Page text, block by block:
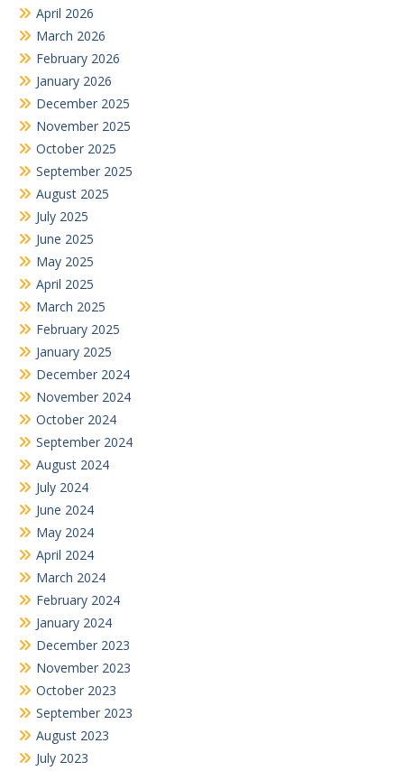
April 2026
March 2026
February 2026
January 2026
December 2025
November 2025
October 2025
September 2025
August 2025
July 2025
June 2025
May 2025
April 2025
March 2025
February 2025
January 2025
December 2024
November 2024
October 2024
September 2024
August 2024
July 2024
June 2024
May 2024
April 2024
March 2024
February 2024
January 2024
December 2023
November 2023
October 2023
September 2023
August 2023
July 2023